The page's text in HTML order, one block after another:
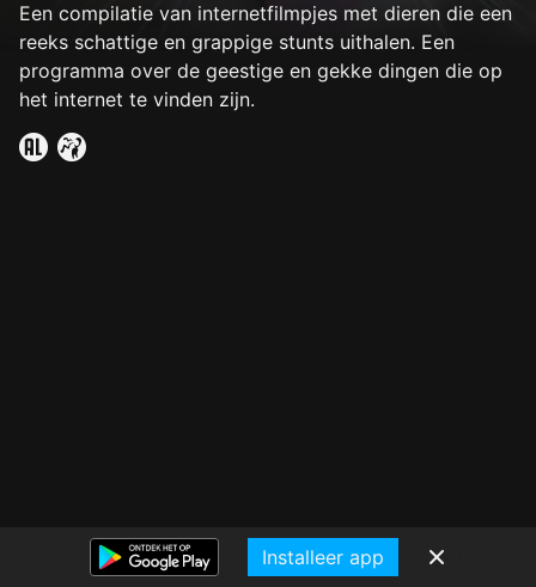
Een compilatie van internetfilmpjes met dieren die een
reeks schattige en grappige stunts uithalen. Een
programma over de geestige en gekke dingen die op
het internet te vinden zijn.
Installeer app